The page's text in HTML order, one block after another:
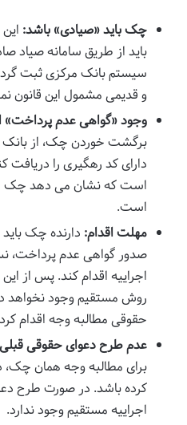
چک باید «صیادی» باشد:
باید از طریق سامانه صیاد
سیستم بانک مرکزی ثبت
و قدیمی مشمول این قانون
وجود «گواهی عدم پرداخت»
برگشت خوردن چک، از بانک
دارای کد رهگیری را
است که نشان می دهد چک
است.
مهلت اقدام: دارنده چک
صدور گواهی عدم
اجراییه اقدام کند. پس از
روش مستقیم وجود نخواهد
حقوقی مطالبه وجه اقدام
عدم طرح دعوای حقوقی
برای مطالبه وجه همان چک،
کرده باشد. در صورت طرح
اجراییه مستقیم وجود ندارد.